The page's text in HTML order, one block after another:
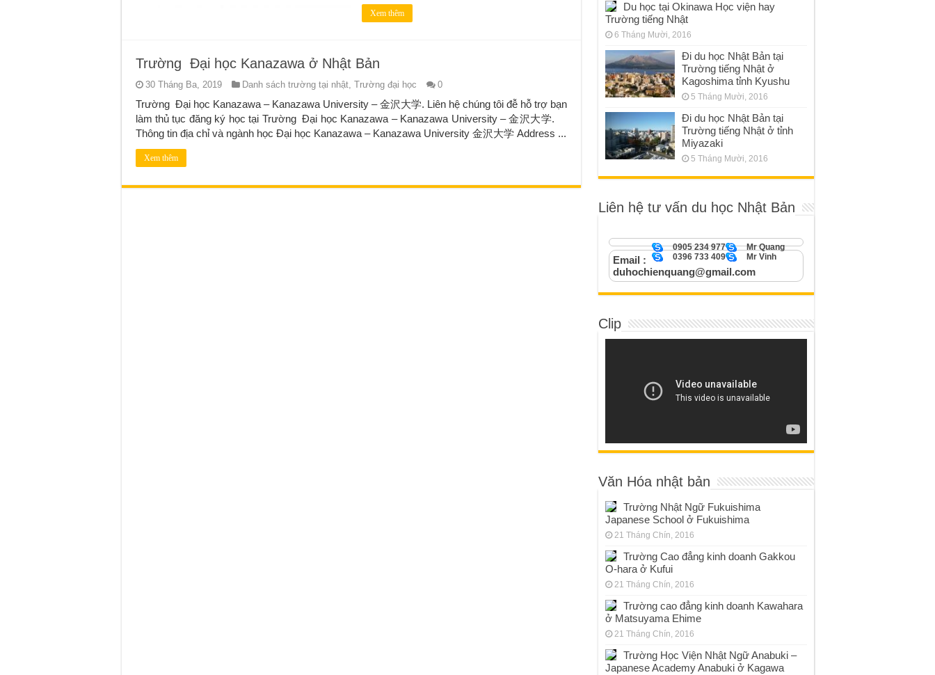
Xem thêm
Trường Đại học Kanazawa ở Nhật Bản
30 Tháng Ba, 2019 Danh sách trường tại nhật, Trường đại học 0
Trường Đại học Kanazawa – Kanazawa University – 金沢大学. Liên hệ chúng tôi đễ hỗ trợ bạn
làm thủ tục đăng ký học tại Trường Đại học Kanazawa – Kanazawa University – 金沢大学.
Thông tin địa chỉ và ngành học Đại học Kanazawa – Kanazawa University 金沢大学 Address ...
Xem thêm
Du học tại Okinawa Học viện hay
Trường tiếng Nhật
6 Tháng Mười, 2016
Đi du học Nhật Bản tại
Trường tiếng Nhật ở
Kagoshima tỉnh Kyushu
5 Tháng Mười, 2016
Đi du học Nhật Bản tại
Trường tiếng Nhật ở tỉnh
Miyazaki
5 Tháng Mười, 2016
Liên hệ tư vấn du học Nhật Bản
Mr Quang
0905 234 977
Mr Vinh
0396 733 409
Email :
duhochienquang@gmail.com
Clip
Văn Hóa nhật bản
Trường Nhật Ngữ Fukuishima
Japanese School ở Fukuishima
21 Tháng Chín, 2016
Trường Cao đẳng kinh doanh Gakkou
O-hara ở Kufui
21 Tháng Chín, 2016
Trường cao đẳng kinh doanh Kawahara
ở Matsuyama Ehime
21 Tháng Chín, 2016
Trường Học Viện Nhật Ngữ Anabuki –
Japanese Academy Anabuki ở Kagawa